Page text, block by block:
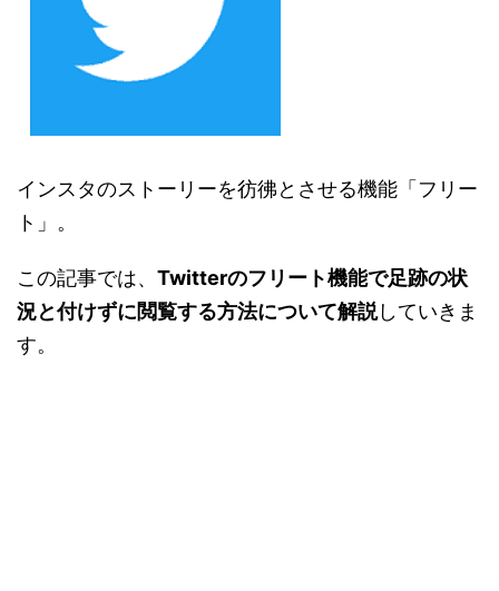
インスタのストーリーを彷彿とさせる機能「フリー
ト」。
この記事では、 Twitterのフリート機能で足跡の状
況と付けずに閲覧する方法について解説していきま
す。